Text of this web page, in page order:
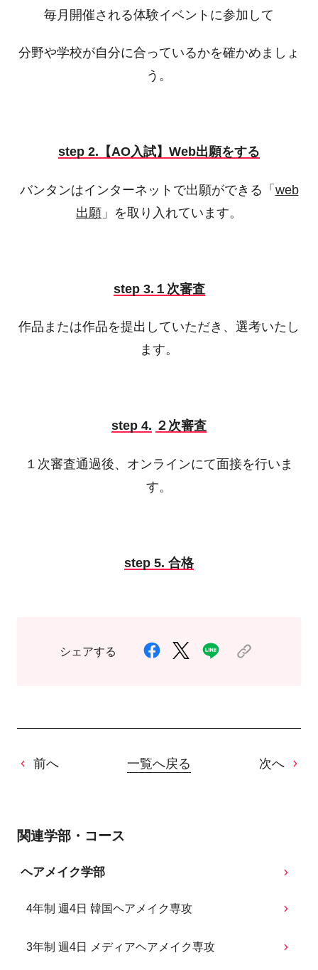
毎月開催される体験イベントに参加して
分野や学校が自分に合っているかを確かめましょ
う。
step 2. 【AO入試】Web出願をする
バンタンはインターネットで出願ができる「 web
出願 」を取り入れています。
step 3.１次審査
作品または作品を提出していただき、選考いたし
ます。
step 4. ２次審査
１次審査通過後、オンラインにて面接を行いま
す。
step 5. 合格
シェアする
前へ 一覧へ戻る 次へ
関連学部・コース
ヘアメイク学部
4年制 週4日 韓国ヘアメイク専攻
3年制 週4日 メディアヘアメイク専攻